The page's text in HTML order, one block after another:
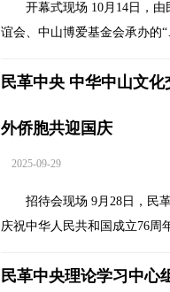
开幕式现场 10月14日，
谊会、中山博爱基金会承办的
民革中央 中华中山文
外侨胞共迎国庆
2025-09-29
招待会现场 9月28日，民
庆祝中华人民共和国成立76周
民革中央理论学习中心